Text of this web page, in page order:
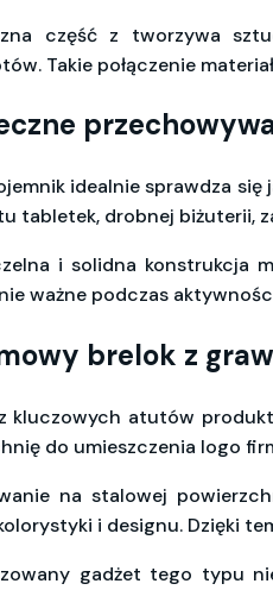
część z tworzywa
Takie połączenie
idealnie sprawdza
tabletek, drobnej biżuterii,
i solidna konstrukcja
ważne podczas
brelok z
kluczowych atutów
do umieszczenia logo
na stalowej
i designu. Dzięki
gadżet tego typu